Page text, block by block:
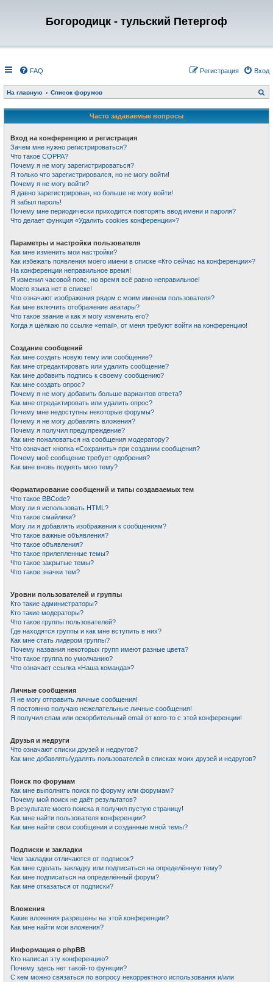
Богородицк - тульский Петергоф
FAQ Вход
Регистрация
На главную Список форумов
о
с
Часто задаваемые вопросы
Вход на конференцию и регистрация
Зачем мне нужно регистрироваться?
Что такое COPPA?
Почему я не могу зарегистрироваться?
Я только что зарегистрировался, но не могу войти!
Почему я не могу войти?
Я давно зарегистрирован, но больше не могу войти!
Я забыл пароль!
Почему мне периодически приходится повторять ввод имени и пароля?
Что делает функция «Удалить cookies конференции»?
Параметры и настройки пользователя
Как мне изменить мои настройки?
Как избежать появления моего имени в списке «Кто сейчас на конференции»?
На конференции неправильное время!
Я изменил часовой пояс, но время всё равно неправильное!
Моего языка нет в списке!
Что означают изображения рядом с моим именем пользователя?
Как мне включить отображение аватары?
Что такое звание и как я могу изменить его?
Когда я щёлкаю по ссылке «email», от меня требуют войти на конференцию!
Создание сообщений
Как мне создать новую тему или сообщение?
Как мне отредактировать или удалить сообщение?
Как мне добавить подпись к своему сообщению?
Как мне создать опрос?
Почему я не могу добавить больше вариантов ответа?
Как мне отредактировать или удалить опрос?
Почему мне недоступны некоторые форумы?
Почему я не могу добавлять вложения?
Почему я получил предупреждение?
Как мне пожаловаться на сообщения модератору?
Что означает кнопка «Сохранить» при создании сообщения?
Почему моё сообщение требует одобрения?
Как мне вновь поднять мою тему?
Форматирование сообщений и типы создаваемых тем
Что такое BBCode?
Могу ли я использовать HTML?
Что такое смайлики?
Могу ли я добавлять изображения к сообщениям?
Что такое важные объявления?
Что такое объявления?
Что такое прилепленные темы?
Что такое закрытые темы?
Что такое значки тем?
Уровни пользователей и группы
Кто такие администраторы?
Кто такие модераторы?
Что такое группы пользователей?
Где находятся группы и как мне вступить в них?
Как мне стать лидером группы?
Почему названия некоторых групп имеют разные цвета?
Что такое группа по умолчанию?
Что означает ссылка «Наша команда»?
Личные сообщения
Я не могу отправить личные сообщения!
Я постоянно получаю нежелательные личные сообщения!
Я получил спам или оскорбительный email от кого-то с этой конференции!
Друзья и недруги
Что означают списки друзей и недругов?
Как мне добавлять/удалять пользователей в списках моих друзей и недругов?
Поиск по форумам
Как мне выполнить поиск по форуму или форумам?
Почему мой поиск не даёт результатов?
В результате моего поиска я получил пустую страницу!
Как мне найти пользователя конференции?
Как мне найти свои сообщения и созданные мной темы?
Подписки и закладки
Чем закладки отличаются от подписок?
Как мне сделать закладку или подписаться на определённую тему?
Как мне подписаться на определённый форум?
Как мне отказаться от подписки?
Вложения
Какие вложения разрешены на этой конференции?
Как мне найти мои вложения?
Информация о phpBB
Кто написал эту конференцию?
Почему здесь нет такой-то функции?
С кем можно связаться по вопросу некорректного использования и/или